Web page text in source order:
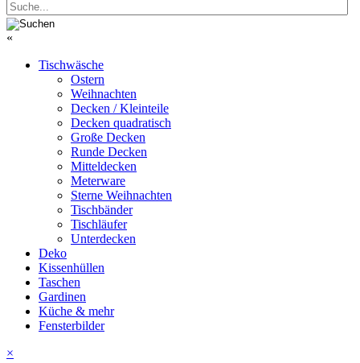
«
Tischwäsche
Ostern
Weihnachten
Decken / Kleinteile
Decken quadratisch
Große Decken
Runde Decken
Mitteldecken
Meterware
Sterne Weihnachten
Tischbänder
Tischläufer
Unterdecken
Deko
Kissenhüllen
Taschen
Gardinen
Küche & mehr
Fensterbilder
×